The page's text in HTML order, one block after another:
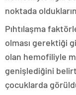
noktada
Pıhtılaşma
olması gerektiği
olan hemofiliyle
genişlediğini
çocuklarda